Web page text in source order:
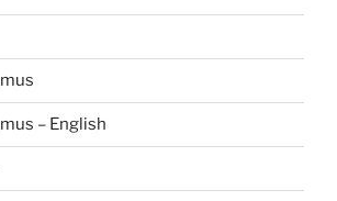
– English